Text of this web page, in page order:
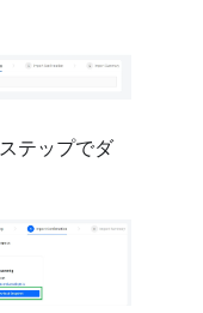
ステップでダ